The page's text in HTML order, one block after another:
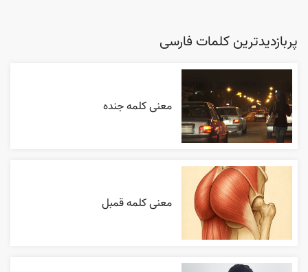
پربازدیدترین کلمات فارسی
معنی کلمه جنده
معنی کلمه قمبل